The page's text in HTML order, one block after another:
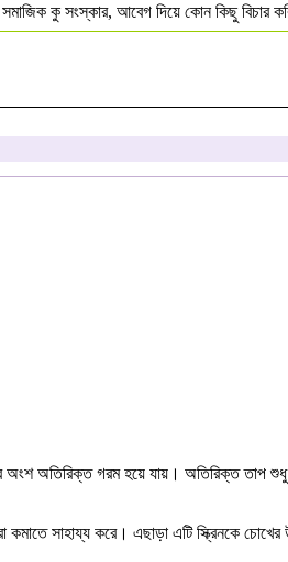
কু সংস্কার, আবেগ দিয়ে কোন কিছু বিচার
অতিরিক্ত গরম হয়ে যায়। অতিরিক্ত তাপ শুধু
কমাতে সাহায্য করে। এছাড়া এটি স্ক্রিনকে